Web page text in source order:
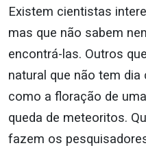
Existem cientistas
mas que não sabem
encontrá-las. Outros
natural que não tem
como a floração de
queda de meteoritos.
fazem os